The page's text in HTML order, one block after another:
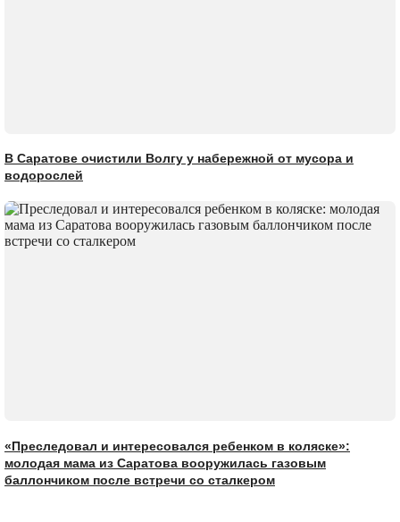
В Саратове очистили Волгу у набережной от мусора и
водорослей
«Преследовал и интересовался ребенком в коляске»:
молодая мама из Саратова вооружилась газовым
баллончиком после встречи со сталкером